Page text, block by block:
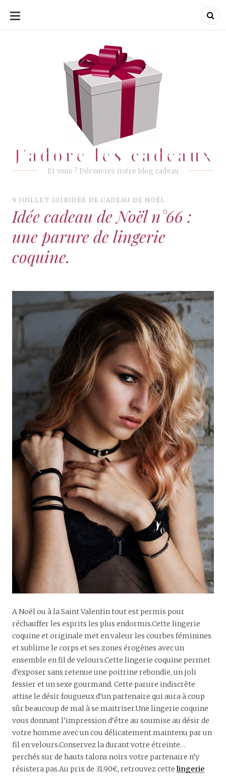
ALLER
CONTENU
J'adore les cadeaux
Et vous ? Découvrez notre blog cadeau
J'adore les cadeaux
9 JUILLET 2018 IDÉE DE CADEAU DE NOËL
Idée cadeau de Noël n°66 :
une parure de lingerie
coquine.
A Noël ou à la Saint Valentin tout est permis pour
réchauffer les esprits les plus endormis.Cette lingerie
coquine et originale met en valeur les courbes féminines
et sublime le corps et ses zones érogènes avec un
ensemble en fil de velours.Cette lingerie coquine permet
d’exposer sans retenue une poitrine rebondie, un joli
fessier et un sexe gourmand. Cette parure indiscrète
attise le désir fougueux d’un partenaire qui aura à coup
sûr beaucoup de mal à se maitriser.Une lingerie coquine
vous donnant l’impression d’être au soumise au désir de
votre homme avec un cou délicatement maintenu par un
fil en velours.Conservez la durant votre étreinte…
perchés sur de hauts talons noirs votre partenaire n’y
résistera pas.Au prix de 31.90€, retrouvez cettelingerie